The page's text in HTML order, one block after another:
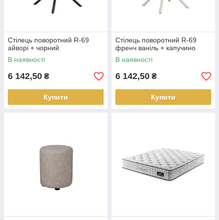
Стілець поворотний R-69
айворі + чорний
В наявності
6 142,50 ₴
Купити
Стілець поворотний R-69
френч ваніль + капучино
В наявності
6 142,50 ₴
Купити